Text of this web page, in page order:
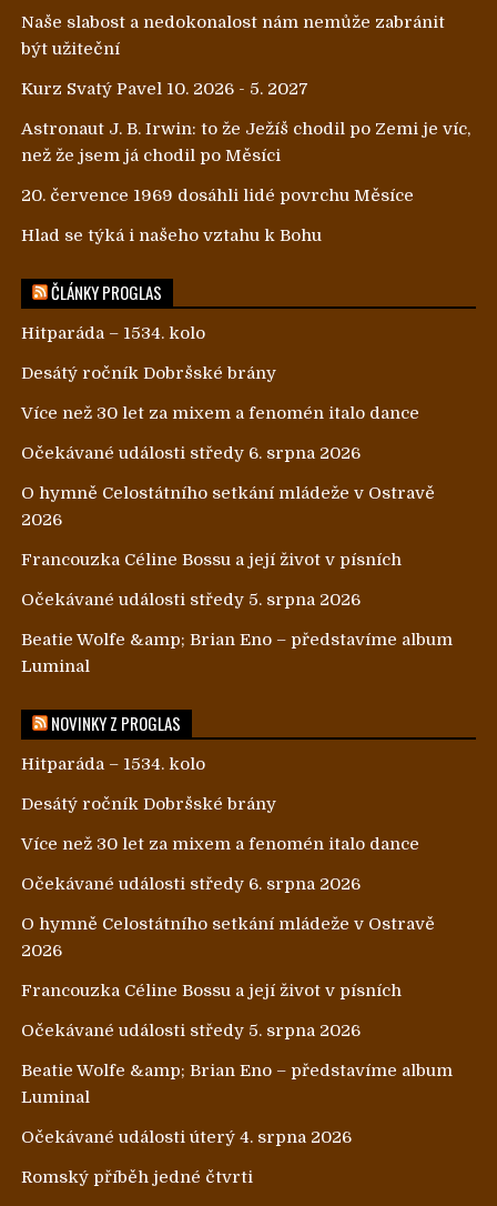
Naše slabost a nedokonalost nám nemůže zabránit
být užiteční
Kurz Svatý Pavel 10. 2026 - 5. 2027
Astronaut J. B. Irwin: to že Ježíš chodil po Zemi je víc,
než že jsem já chodil po Měsíci
20. července 1969 dosáhli lidé povrchu Měsíce
Hlad se týká i našeho vztahu k Bohu
ČLÁNKY PROGLAS
Hitparáda – 1534. kolo
Desátý ročník Dobršské brány
Více než 30 let za mixem a fenomén italo dance
Očekávané události středy 6. srpna 2026
O hymně Celostátního setkání mládeže v Ostravě
2026
Francouzka Céline Bossu a její život v písních
Očekávané události středy 5. srpna 2026
Beatie Wolfe &amp; Brian Eno – představíme album
Luminal
NOVINKY Z PROGLAS
Hitparáda – 1534. kolo
Desátý ročník Dobršské brány
Více než 30 let za mixem a fenomén italo dance
Očekávané události středy 6. srpna 2026
O hymně Celostátního setkání mládeže v Ostravě
2026
Francouzka Céline Bossu a její život v písních
Očekávané události středy 5. srpna 2026
Beatie Wolfe &amp; Brian Eno – představíme album
Luminal
Očekávané události úterý 4. srpna 2026
Romský příběh jedné čtvrti